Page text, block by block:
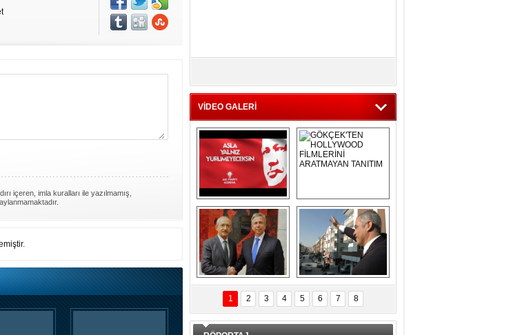
içeren, imla kuralları ile yazılmamış,
VİDEO GALERİ
Asla Yalnız
Yürümeyeceksin
Uzun Adam
GÖKÇEK'TEN
HOLLYWOOD
FİLMLERİNİ
ARATMAYAN
TANITIM
DAL İÇERİ ZÜBÜK!
ERCAN ŞİMŞEK
GÖLBAŞI'NDA
KASIRGA ETKİSİ
YARATTI !
1 2 3 4 5 6 7 8